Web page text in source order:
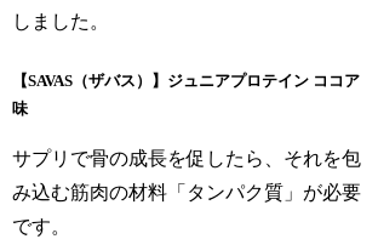
しました。
【SAVAS（ザバス）】ジュニアプロテイン ココア
味
サプリで骨の成長を促したら、それを包
み込む筋肉の材料「タンパク質」が必要
です。